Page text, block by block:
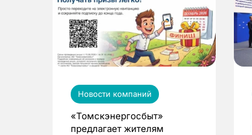
Новости компаний
«Томскэнергосбыт»
предлагает жителям